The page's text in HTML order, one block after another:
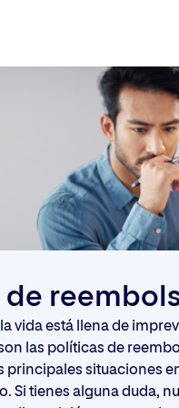
de
vida está llena de
las políticas de
principales situaciones
Si tienes alguna duda,